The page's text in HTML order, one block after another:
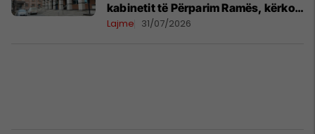
kabinetit të Përparim Ramës, kërkon
trajtim nga drejtësia
Lajme 31/07/2026